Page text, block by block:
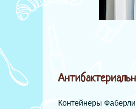
Контейнеры